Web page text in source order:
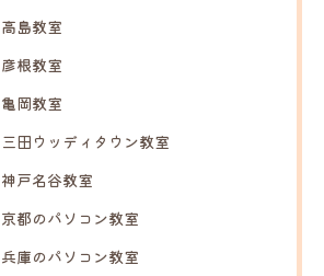
高島教室
彦根教室
亀岡教室
三田ウッディタウン教室
神戸名谷教室
京都のパソコン教室
兵庫のパソコン教室